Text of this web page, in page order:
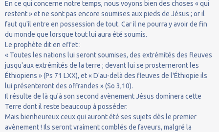
En ce qui concerne notre temps, nous voyons bien des choses « qui
restent » et ne sont pas encore soumises aux pieds de Jésus ; or il
faut qu'il entre en possession de tout. Car il ne pourra y avoir de fin
du monde que lorsque tout lui aura été soumis.
Le prophète dit en effet :
« Toutes les nations lui seront soumises, des extrémités des fleuves
jusqu'aux extrémités de la terre ; devant lui se prosterneront les
Éthiopiens » (Ps 71 LXX), et « D'au-delà des fleuves de l'Éthiopie ils
lui présenteront des offrandes » (So 3,10).
Il résulte de là qu'à son second avènement Jésus dominera cette
Terre dont il reste beaucoup à posséder.
Mais bienheureux ceux qui auront été ses sujets dès le premier
avènement ! Ils seront vraiment comblés de faveurs, malgré la